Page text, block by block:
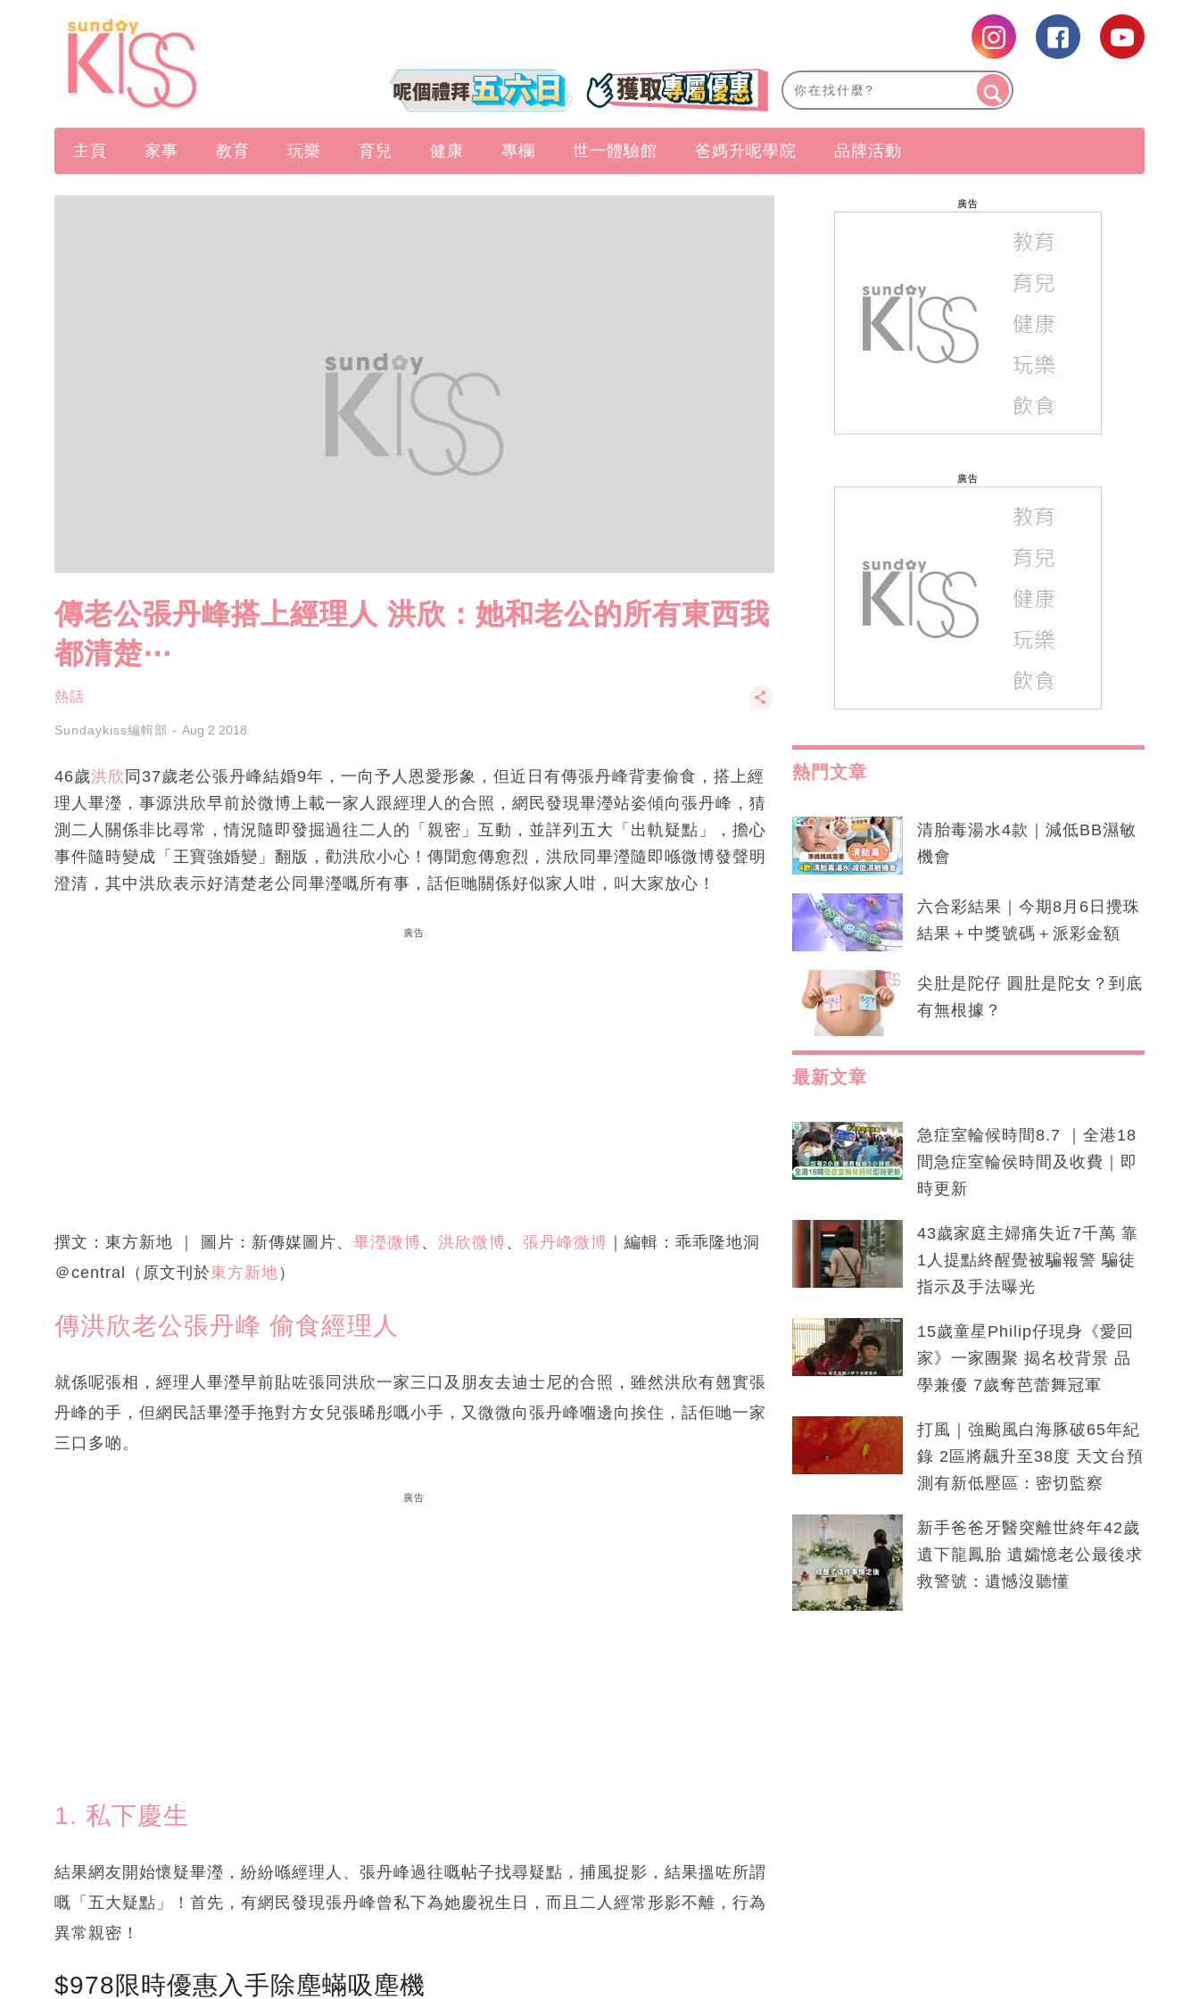
主頁 家事 教育 玩樂 育兒 健康 專欄 世一體驗館 爸媽升呢學院 品牌活動
傳老公張丹峰搭上經理人 洪欣：她和老公的所有東西我
都清楚⋯
熱話
Sundaykiss編輯部 Aug 2 2018
46歲洪欣 同37歲老公張丹峰結婚9年，一向予人恩愛形象，但近日有傳張丹峰背妻偷食，搭上經
理人畢瀅，事源洪欣早前於微博上載一家人跟經理人的合照，網民發現畢瀅站姿傾向張丹峰，猜
測二人關係非比尋常，情況隨即發掘過往二人的「親密」互動，並詳列五大「出軌疑點」，擔心
事件隨時變成「王寶強婚變」翻版，勸洪欣小心！傳聞愈傳愈烈，洪欣同畢瀅隨即喺微博發聲明
澄清，其中洪欣表示好清楚老公同畢瀅嘅所有事，話佢哋關係好似家人咁，叫大家放心！
廣告
撰文：東方新地 ｜ 圖片：新傳媒圖片、 畢瀅微博 、 洪欣微博 、 張丹峰微博 ｜編輯：乖乖隆地洞
＠central（原文刊於東方新地 ）
傳洪欣老公張丹峰 偷食經理人
就係呢張相，經理人畢瀅早前貼咗張同洪欣一家三口及朋友去迪士尼的合照，雖然洪欣有翹實張
丹峰的手，但網民話畢瀅手拖對方女兒張晞彤嘅小手，又微微向張丹峰嗰邊向挨住，話佢哋一家
三口多啲。
廣告
1. 私下慶生
結果網友開始懷疑畢瀅，紛紛喺經理人、張丹峰過往嘅帖子找尋疑點，捕風捉影，結果搵咗所謂
嘅「五大疑點」！首先，有網民發現張丹峰曾私下為她慶祝生日，而且二人經常形影不離，行為
異常親密！
$978限時優惠入手除塵蟎吸塵機
廣告
廣告
熱門文章
清胎毒湯水4款｜減低BB濕敏
機會
六合彩結果｜今期8月6日攪珠
結果＋中獎號碼＋派彩金額
尖肚是陀仔 圓肚是陀女？到底
有無根據？
最新文章
急症室輪候時間8.7 ｜全港18
間急症室輪侯時間及收費｜即
時更新
43歲家庭主婦痛失近7千萬 靠
1人提點終醒覺被騙報警 騙徒
指示及手法曝光
15歲童星Philip仔現身《愛回
家》一家團聚 揭名校背景 品
學兼優 7歲奪芭蕾舞冠軍
打風｜強颱風白海豚破65年紀
錄 2區將飆升至38度 天文台預
測有新低壓區：密切監察
新手爸爸牙醫突離世終年42歲
遺下龍鳳胎 遺孀憶老公最後求
救警號：遺憾沒聽懂